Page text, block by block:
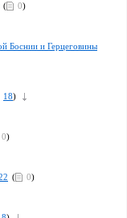
( 0)
Боснии и Герцеговины
18)
0)
( 0)